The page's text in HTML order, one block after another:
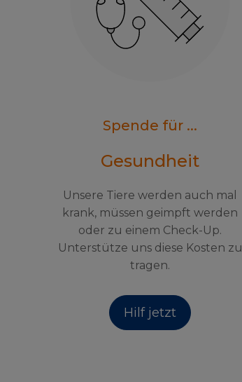
Spende für ...
Gesundheit
Unsere Tiere werden auch mal
krank, müssen geimpft werden
oder zu einem Check-Up.
Unterstütze uns diese Kosten zu
tragen.
Hilf jetzt